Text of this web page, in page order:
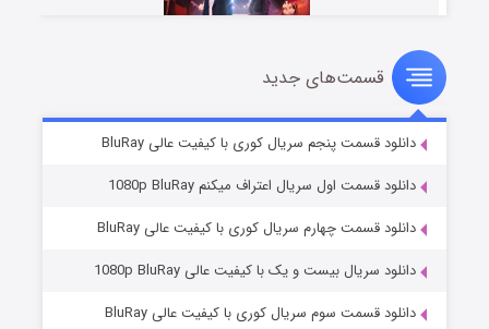
سریال زشت
قسمت۲ (زیرنویس) منتشر شد
قسمت‌های جدید
دانلود قسمت پنجم سریال کوری با کیفیت عالی BluRay
دانلود قسمت اول سریال اعتراف میکنم 1080p BluRay
دانلود قسمت چهارم سریال کوری با کیفیت عالی BluRay
دانلود سریال بیست و یک با کیفیت عالی 1080p BluRay
دانلود قسمت سوم سریال کوری با کیفیت عالی BluRay